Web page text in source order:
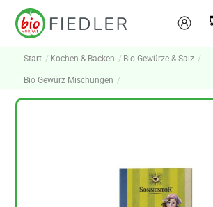
Skip
Mein
Konto
Start Kochen & Backen Bio Gewürze & Salz
Bio Gewürz Mischungen